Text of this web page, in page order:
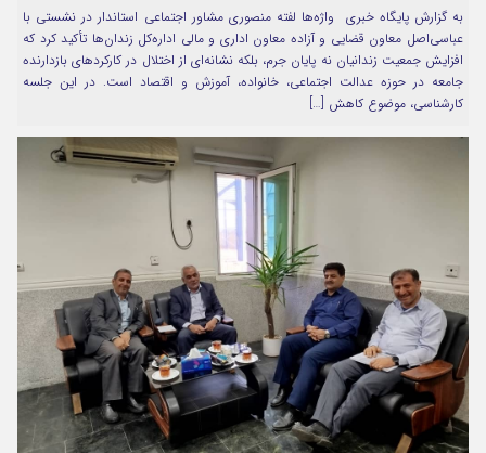
مرا به خاطر بسپار
به گزارش پایگاه خبری واژه‌ها لفته منصوری مشاور اجتماعی استاندار در نشستی با
عباسی‌اصل معاون قضایی و آزاده معاون اداری و مالی اداره‌کل زندان‌ها تأکید کرد که
افزایش جمعیت زندانیان نه پایان جرم، بلکه نشانه‌ای از اختلال در کارکردهای بازدارنده
جامعه در حوزه عدالت اجتماعی، خانواده، آموزش و اقتصاد است. در این جلسه
کارشناسی، موضوع کاهش […]